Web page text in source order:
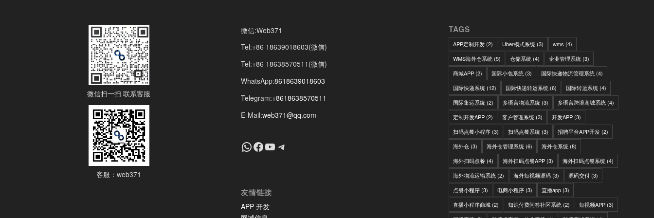
微信扫一扫 联系客服
客服：web371
微信:Web371
Tel:+86 18639018603(微信)
Tel:+86 18638570511(微信)
WhatsApp:8618639018603
Telegram:+8618638570511
E-Mail:web371@qq.com
+8618639018603
Facebook
YouTube
Telegram
友情链接
APP 开发
TAGS
APP定制开发(2) Uber模式系统 (3) wms (4)
WMS海外仓系统 (5) 仓储系统 (4) 企业管理系统 (3)
商城APP(2) 国际小包系统 (3) 国际快递物流管理系统 (4)
国际快递系统 (12) 国际快递转运系统 (6) 国际转运系统 (4)
国际集运系统 (2) 多语言物流系统 (3) 多语言跨境商城系统 (4)
定制开发APP(2) 客户管理系统 (3) 开发APP(3)
扫码点餐小程序(3) 扫码点餐系统 (3) 招聘平台APP开发(2)
海外仓(3) 海外仓管理系统 (6) 海外仓系统 (8)
海外扫码点餐(4) 海外扫码点餐APP(3) 海外扫码点餐系统 (4)
海外物流运输系统 (2) 海外短视频源码(3) 源码交付(3)
点餐小程序(3) 电商小程序(3) 直播app(3)
直播小程序商城(2) 知识付费问答社区系统 (2) 短视频APP(3)